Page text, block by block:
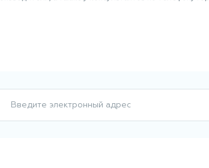
Введите электронный адрес